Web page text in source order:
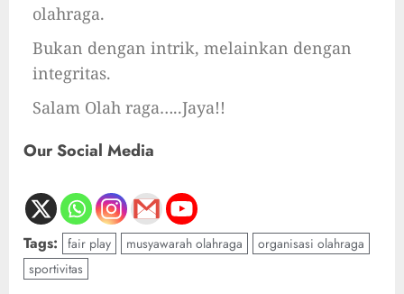
olahraga.
Bukan dengan intrik, melainkan dengan
integritas.
Salam Olah raga…..Jaya!!
Our Social Media
Tags: fair play musyawarah olahraga
organisasi olahraga
sportivitas